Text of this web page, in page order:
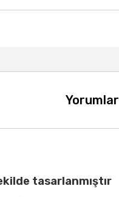
Yorumlar
tasarlanmıştır